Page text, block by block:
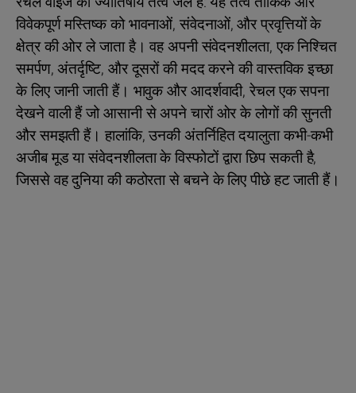
विवेकपूर्ण मस्तिष्क को भावनाओं, संवेदनाओं, और प्रवृत्तियों के
क्षेत्र की ओर ले जाता है। वह अपनी संवेदनशीलता, एक निश्चित
समर्पण, अंतर्दृष्टि, और दूसरों की मदद करने की वास्तविक इच्छा
के लिए जानी जाती हैं। भावुक और आदर्शवादी, रेचल एक सपना
देखने वाली हैं जो आसानी से अपने चारों ओर के लोगों की सुनती
और समझती हैं। हालांकि, उनकी अंतर्निहित दयालुता कभी-कभी
अजीब मूड या संवेदनशीलता के विस्फोटों द्वारा छिप सकती है,
जिससे वह दुनिया की कठोरता से बचने के लिए पीछे हट जाती हैं।